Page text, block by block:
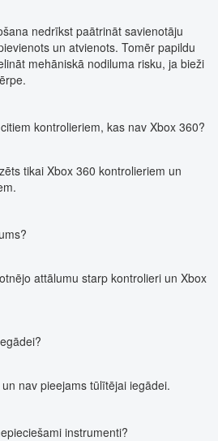
nedrīkst paātrināt savienotāju
un atvienots. Tomēr papildu
mehāniskā nodiluma risku, ja bieži
kontrolieriem, kas nav Xbox 360?
tikai Xbox 360 kontrolieriem un
attālumu starp kontrolieri un Xbox
nav pieejams tūlītējai iegādei.
instrumenti?